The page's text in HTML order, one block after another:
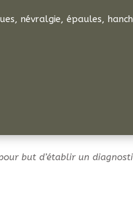
névralgie, épaules,
but d’établir un